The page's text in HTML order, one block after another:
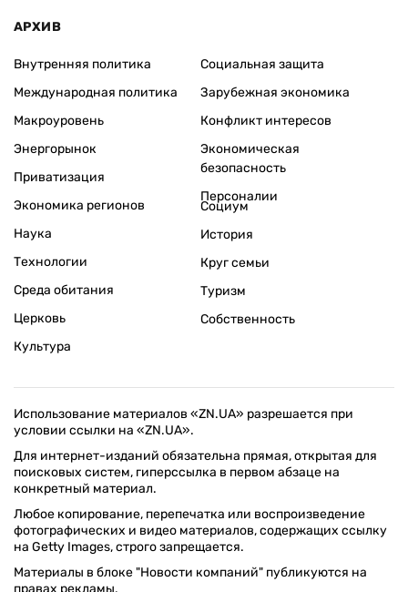
АРХИВ
Внутренняя политика
Международная политика
Макроуровень
Энергорынок
Приватизация
Экономика регионов
Социальная защита
Зарубежная экономика
Конфликт интересов
Экономическая
безопасность
Персоналии
Наука
Технологии
Среда обитания
Церковь
Культура
Социум
История
Круг семьи
Туризм
Собственность
Использование материалов «ZN.UA» разрешается при
условии ссылки на «ZN.UA».
Для интернет-изданий обязательна прямая, открытая для
поисковых систем, гиперссылка в первом абзаце на
конкретный материал.
Любое копирование, перепечатка или воспроизведение
фотографических и видео материалов, содержащих ссылку
на Getty Images, строго запрещается.
Материалы в блоке "Новости компаний" публикуются на
правах рекламы.